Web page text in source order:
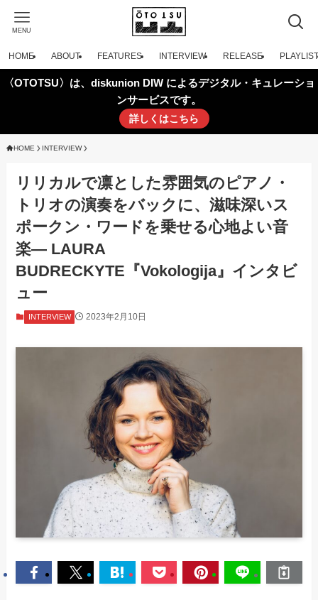
MENU
HOME ABOUT FEATURES INTERVIEW RELEASE PLAYLIST
〈OTOTSU〉は、diskunion DIW によるデジタル・キュレーショ
ンサービスです。
詳しくはこちら
HOME INTERVIEW
リリカルで凛とした雰囲気のピアノ・
トリオの演奏をバックに、滋味深いス
ポークン・ワードを乗せる心地よい音
楽— LAURA
BUDRECKYTE『Vokologija』インタビ
ュー
INTERVIEW 2023年2月10日